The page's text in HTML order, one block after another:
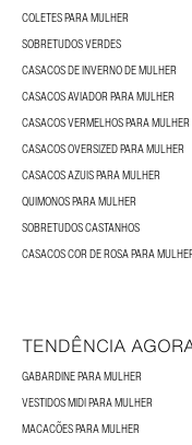
COLETES PARA MULHER
SOBRETUDOS VERDES
CASACOS DE INVERNO DE MULHER
CASACOS AVIADOR PARA MULHER
CASACOS VERMELHOS PARA MULHER
CASACOS OVERSIZED PARA MULHER
CASACOS AZUIS PARA MULHER
QUIMONOS PARA MULHER
SOBRETUDOS CASTANHOS
CASACOS COR DE ROSA PARA
TENDÊNCIA
GABARDINE PARA MULHER
VESTIDOS MIDI PARA MULHER
MACACÕES PARA MULHER